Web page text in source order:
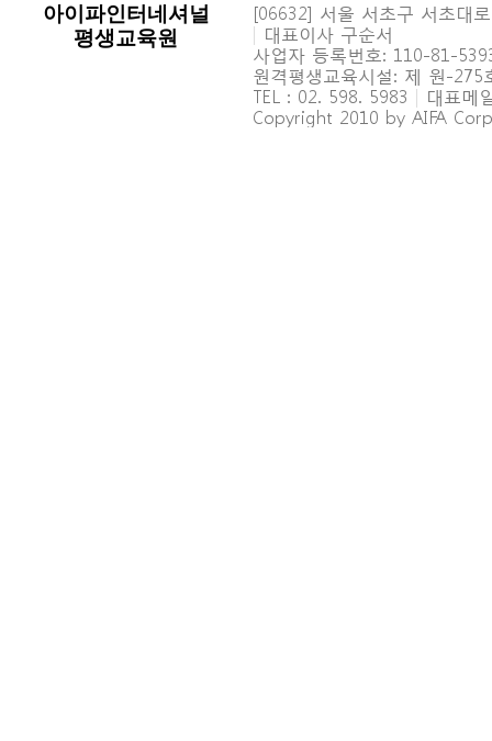
아이파인터네셔널
평생교육원
[06632] 서울 서초구 서초대
| 대표이사 구순서
사업자 등록번호: 110-81-
원격평생교육시설: 제 원-
TEL : 02. 598. 5983 | 대표메
Copyright 2010 by AIFA